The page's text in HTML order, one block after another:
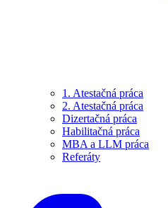
1. Atestačná práca
2. Atestačná práca
Dizertačná práca
Habilitačná práca
MBA a LLM práca
Referáty